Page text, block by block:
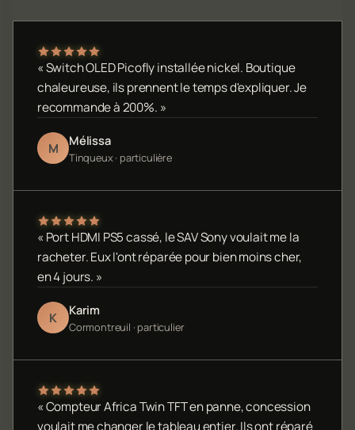
« Switch OLED Picofly installée nickel. Boutique
chaleureuse, ils prennent le temps d'expliquer. Je
recommande à 200%. »
M Mélissa
Tinqueux · particulière
« Port HDMI PS5 cassé, le SAV Sony voulait me la
racheter. Eux l'ont réparée pour bien moins cher,
en 4 jours. »
K Karim
Cormontreuil · particulier
« Compteur Africa Twin TFT en panne, concession
voulait me changer le tableau entier. Ils ont réparé